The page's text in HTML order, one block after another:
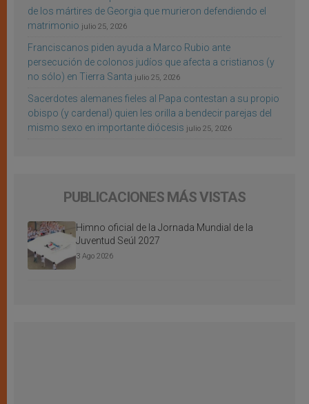
de los mártires de Georgia que murieron defendiendo el
matrimonio julio 25, 2026
Franciscanos piden ayuda a Marco Rubio ante
persecución de colonos judíos que afecta a cristianos (y
no sólo) en Tierra Santa julio 25, 2026
Sacerdotes alemanes fieles al Papa contestan a su propio
obispo (y cardenal) quien les orilla a bendecir parejas del
mismo sexo en importante diócesis julio 25, 2026
PUBLICACIONES MÁS VISTAS
Himno oficial de la Jornada Mundial de la
Juventud Seúl 2027
3 Ago 2026